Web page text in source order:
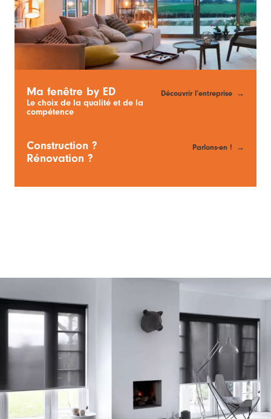
Ma fenêtre by ED
Le choix de la qualité et de la
compétence
Découvrir l’entreprise
Construction ?
Rénovation ?
Parlons-en !